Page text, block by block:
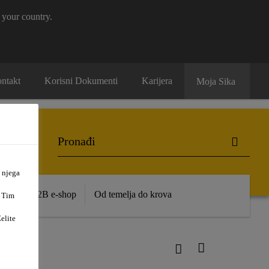
country.
Korisni Dokumenti Karijera Moja Sika
B2B e-shop Od temelja do krova
Tim